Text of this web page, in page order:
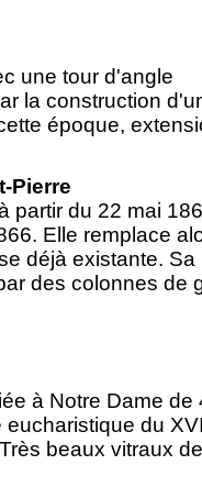
une tour d'angle
la construction
époque,
Pierre
partir du 22 mai
Elle remplace
déjà existante. Sa
des colonnes de
à Notre Dame de
eucharistique du
beaux vitraux de